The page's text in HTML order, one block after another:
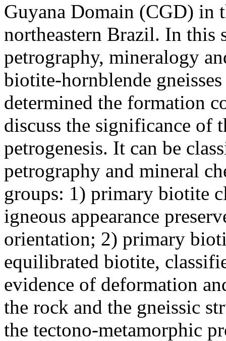
Guyana Domain (CGD) in
northeastern Brazil. In this
petrography, mineralogy
biotite-hornblende
determined the formation
discuss the significance of
petrogenesis. It can be
petrography and mineral
groups: 1) primary biotite
igneous appearance
orientation; 2) primary
equilibrated biotite,
evidence of deformation
the rock and the gneissic
the tectono-metamorphic